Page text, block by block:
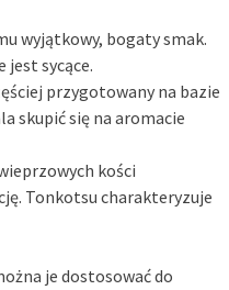
wyjątkowy, bogaty smak.
jest sycące.
przygotowany na bazie
skupić się na aromacie
kości
Tonkotsu charakteryzuje
je dostosować do